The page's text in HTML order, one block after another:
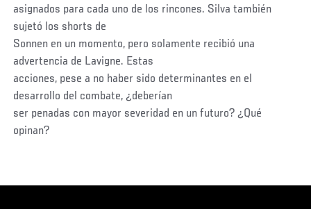
asignados para cada uno de los rincones. Silva también
sujetó los shorts de
Sonnen en un momento, pero solamente recibió una
advertencia de Lavigne. Estas
acciones, pese a no haber sido determinantes en el
desarrollo del combate, ¿deberían
ser penadas con mayor severidad en un futuro? ¿Qué
opinan?